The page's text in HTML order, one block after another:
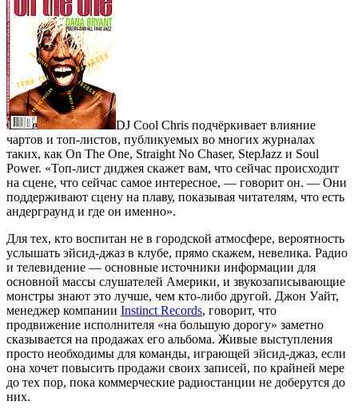
DJ Cool Chris подчёркивает влияние
чартов и топ-листов, публикуемых во многих журналах
таких, как On The One, Straight No Chaser, StepJazz и Soul
Power. «Топ-лист диджея скажет вам, что сейчас происходит
на сцене, что сейчас самое интересное, — говорит он. — Они
поддерживают сцену на плаву, показывая читателям, что есть
андерграунд и где он именно».
Для тех, кто воспитан не в городской атмосфере, вероятность
услышать эйсид-джаз в клубе, прямо скажем, невелика. Радио
и телевидение — основные источники информации для
основной массы слушателей Америки, и звукозаписывающие
монстры знают это лучше, чем кто-либо другой. Джон Уайт,
менеджер компании Instinct Records, говорит, что
продвижение исполнителя «на большую дорогу» заметно
сказывается на продажах его альбома. Живые выступления
просто необходимы для команды, играющей эйсид-джаз, если
она хочет повысить продажи своих записей, по крайней мере
до тех пор, пока коммерческие радиостанции не доберутся до
них.